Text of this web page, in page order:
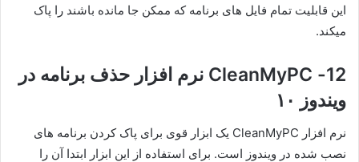
این قابلیت تمام فایل های برنامه که ممکن جا مانده باشند را پاک
میکند.
12- CleanMyPC نرم افزار حذف برنامه در
ویندوز ۱۰
نرم افزار CleanMyPC یک ابزار قوی برای پاک کردن برنامه های
نصب شده در ویندوز است. برای استفاده از این ابزار ابتدا آن را